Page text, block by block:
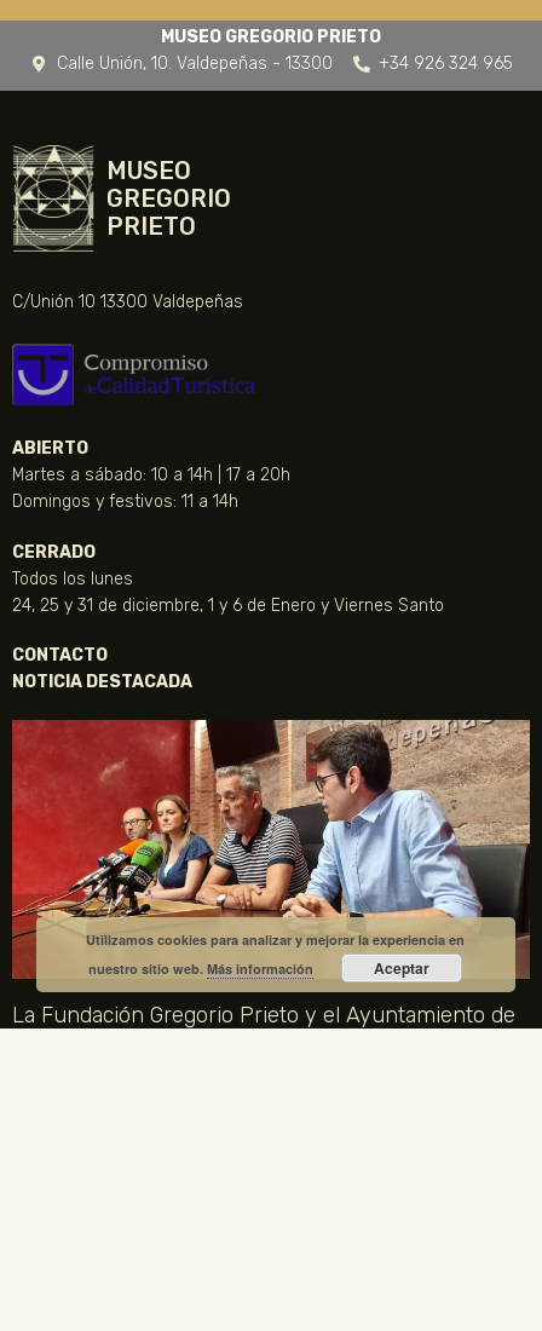
MUSEO GREGORIO PRIETO
Calle Unión, 10. Valdepeñas - 13300
+34 926 324 965
MUSEO
GREGORIO
PRIETO
C/Unión 10 13300 Valdepeñas
ABIERTO
Martes a sábado: 10 a 14h | 17 a 20h
Domingos y festivos: 11 a 14h
CERRADO
Todos los lunes
24, 25 y 31 de diciembre, 1 y 6 de Enero y Viernes Santo
CONTACTO
NOTICIA DESTACADA
La Fundación Gregorio Prieto y el Ayuntamiento de
Utilizamos cookies para analizar y mejorar la experiencia en
nuestro sitio web.Más información Aceptar